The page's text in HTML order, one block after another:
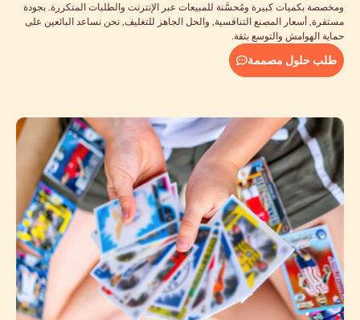
ومخصصة بكميات كبيرة ومُحسَّنة للمبيعات عبر الإنترنت والطلبات المتكررة. بجودة
مستقرة, أسعار المصنع التنافسية, والحل الجاهز للتغليف, نحن نساعد البائعين على
حماية الهوامش والتوسع بثقة.
طلب حلول مصممة